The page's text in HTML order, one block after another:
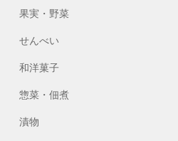
果実・野菜
せんべい
和洋菓子
惣菜・佃煮
漬物